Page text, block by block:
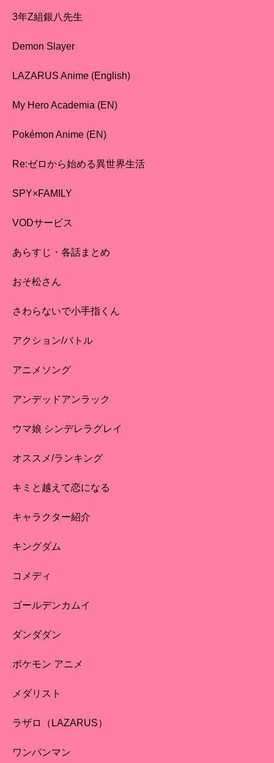
3年Z組銀八先生
Demon Slayer
LAZARUS Anime (English)
My Hero Academia (EN)
Pokémon Anime (EN)
Re:ゼロから始める異世界生活
SPY×FAMILY
VODサービス
あらすじ・各話まとめ
おそ松さん
さわらないで小手指くん
アクション/バトル
アニメソング
アンデッドアンラック
ウマ娘 シンデレラグレイ
オススメ/ランキング
キミと越えて恋になる
キャラクター紹介
キングダム
コメディ
ゴールデンカムイ
ダンダダン
ポケモン アニメ
メダリスト
ラザロ（LAZARUS）
ワンパンマン